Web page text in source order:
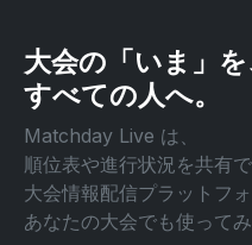
大会の「いま」を
すべての人へ。
Matchday Live は、
順位表や進行状況を共有
大会情報配信プラットフォ
あなたの大会でも使って